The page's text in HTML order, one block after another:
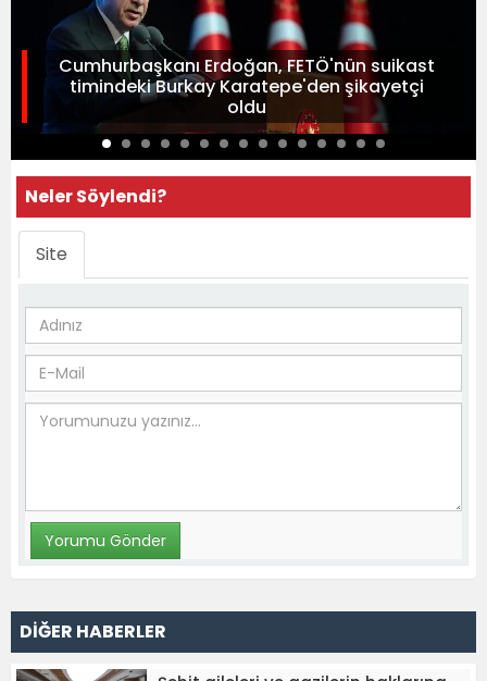
Cumhurbaşkanı Erdoğan, FETÖ'nün suikast
timindeki Burkay Karatepe'den şikayetçi
oldu
Neler Söylendi?
Site
DİĞER HABERLER